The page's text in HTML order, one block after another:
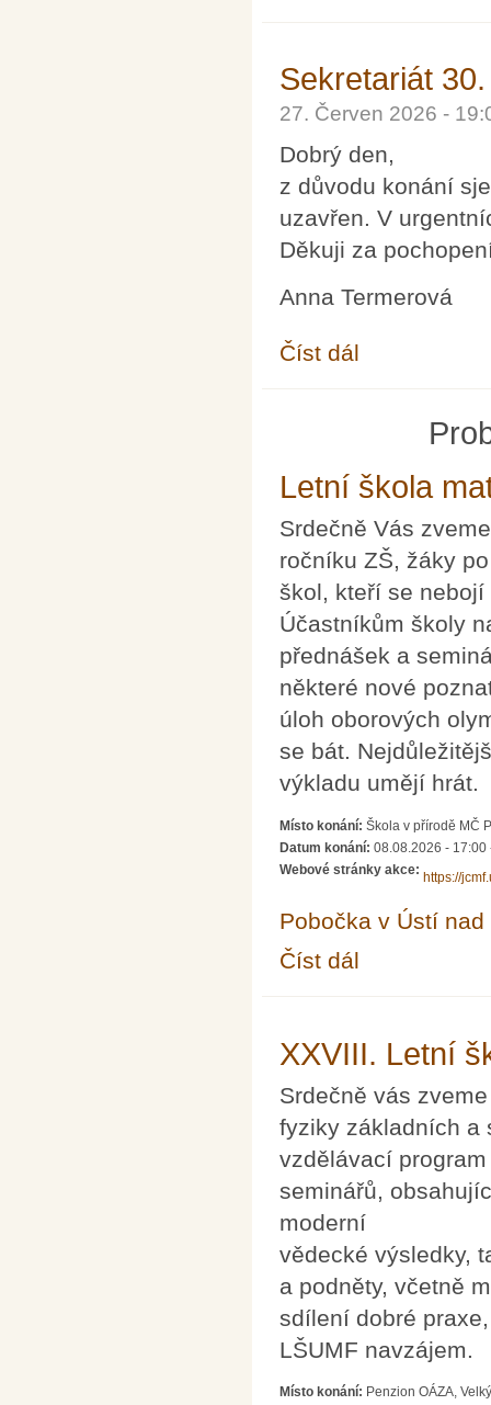
Sekretariát
27. Červen 2026 -
Dobrý den,
z důvodu konání
uzavřen. V
Děkuji za
Anna Termerová
Číst dál
Letní škola
Srdečně Vás
ročníku ZŠ, žáky
škol, kteří se
Účastníkům školy
přednášek a
některé nové
úloh oborových
se bát.
výkladu umějí hrát.
Místo konání: Škola v přírodě MČ
Datum konání: 08.08.2026 - 17:00
Webové stránky akce:
https://
Pobočka v Ústí nad
Číst dál
XXVIII. Letní
Srdečně vás
fyziky základních a
vzdělávací
seminářů,
moderní
vědecké výsledky,
a podněty, včetně
sdílení dobré
LŠUMF navzájem.
Místo konání: Penzion OÁZA,